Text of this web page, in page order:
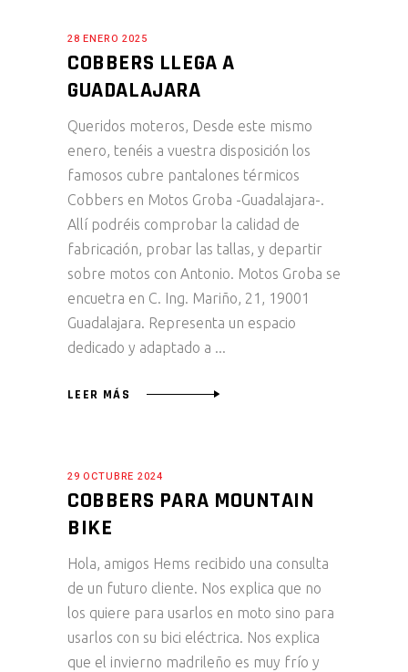
28 ENERO 2025
COBBERS LLEGA A
GUADALAJARA
Queridos moteros, Desde este mismo
enero, tenéis a vuestra disposición los
famosos cubre pantalones térmicos
Cobbers en Motos Groba -Guadalajara-.
Allí podréis comprobar la calidad de
fabricación, probar las tallas, y departir
sobre motos con Antonio. Motos Groba se
encuetra en C. Ing. Mariño, 21, 19001
Guadalajara. Representa un espacio
dedicado y adaptado a
LEER MÁS
29 OCTUBRE 2024
COBBERS PARA MOUNTAIN
BIKE
Hola, amigos Hems recibido una consulta
de un futuro cliente. Nos explica que no
los quiere para usarlos en moto sino para
usarlos con su bici eléctrica. Nos explica
que el invierno madrileño es muy frío y